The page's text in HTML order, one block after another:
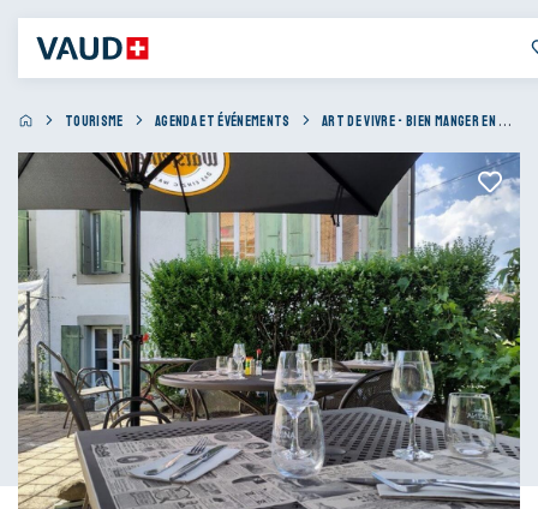
TOURISME AGENDA ET ÉVÉNEMENTS ART DE VIVRE - BIEN MANGER EN TERRASSE LES MEILLEURS ENDROITS